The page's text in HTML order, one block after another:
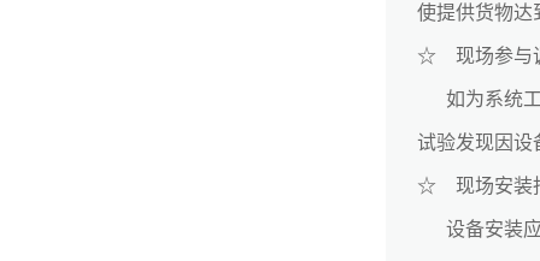
使提供货物达
☆ 现场参与
如为系统
试验发现因设
☆ 现场安装
设备安装应